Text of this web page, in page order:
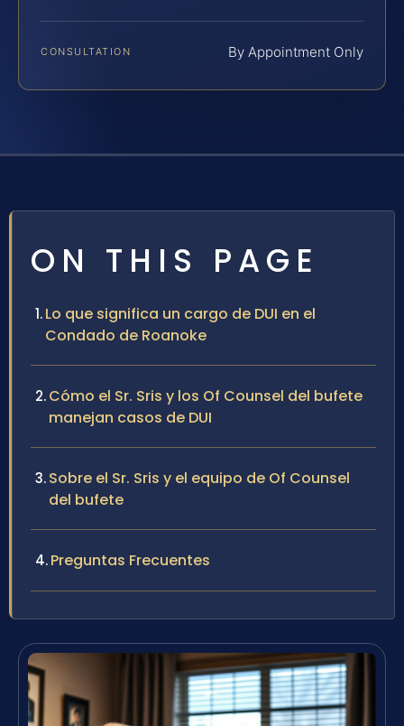
CONSULTATION By Appointment Only
ON THIS PAGE
Lo que significa un cargo de DUI en el
Condado de Roanoke
Cómo el Sr. Sris y los Of Counsel del bufete
manejan casos de DUI
Sobre el Sr. Sris y el equipo de Of Counsel
del bufete
Preguntas Frecuentes